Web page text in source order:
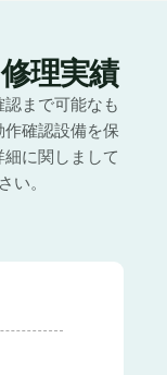
理実績
まで可能なも
確認設備を保
に関しまして
い。